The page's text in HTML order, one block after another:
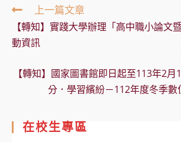
Read
more
articles
上一篇文章
【轉知】實踐大學辦理「高中職小論文
動資訊
【轉知】國家圖書館即日起至113年2
分．學習繽紛－112年度冬季數
在校生專區